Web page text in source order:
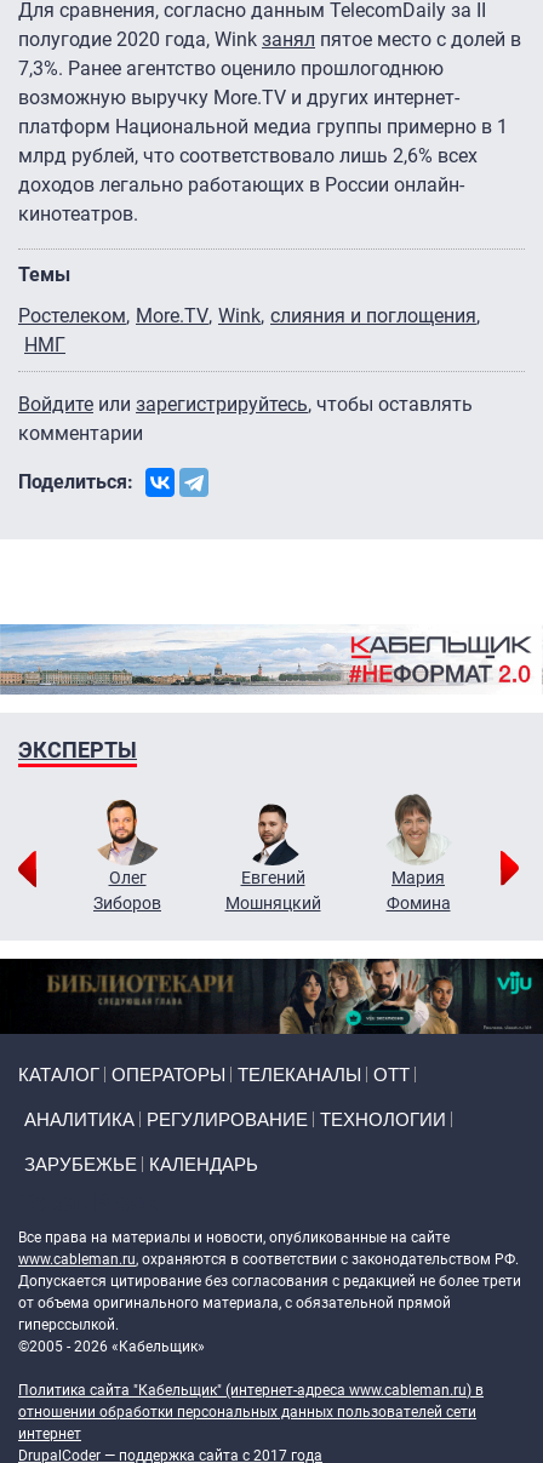
Для сравнения, согласно данным TelecomDaily за II
полугодие 2020 года, Wink занял пятое место с долей в
7,3%. Ранее агентство оценило прошлогоднюю
возможную выручку More.TV и других интернет-
платформ Национальной медиа группы примерно в 1
млрд рублей, что соответствовало лишь 2,6% всех
доходов легально работающих в России онлайн-
кинотеатров.
Темы
Ростелеком More.TV Wink слияния и поглощения
НМГ
Войдите или зарегистрируйтесь, чтобы оставлять
комментарии
Поделиться:
ЭКСПЕРТЫ
Олег
Зиборов
Евгений
Мошняцкий
Мария
Фомина
КАТАЛОГ ОПЕРАТОРЫ ТЕЛЕКАНАЛЫ ОТТ
АНАЛИТИКА РЕГУЛИРОВАНИЕ ТЕХНОЛОГИИ
ЗАРУБЕЖЬЕ КАЛЕНДАРЬ
Все права на материалы и новости, опубликованные на сайте
www.cableman.ru, охраняются в соответствии с законодательством РФ.
Допускается цитирование без согласования с редакцией не более трети
от объема оригинального материала, с обязательной прямой
гиперссылкой.
©2005 - 2026 «Кабельщик»
Политика сайта "Кабельщик" (интернет-адреса www.cableman.ru) в
отношении обработки персональных данных пользователей сети
интернет
DrupalCoder — поддержка сайта c 2017 года